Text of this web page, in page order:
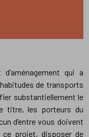
qui a
de transports
substantiellement le
titre, les porteurs du
d’entre vous doivent
projet, disposer de